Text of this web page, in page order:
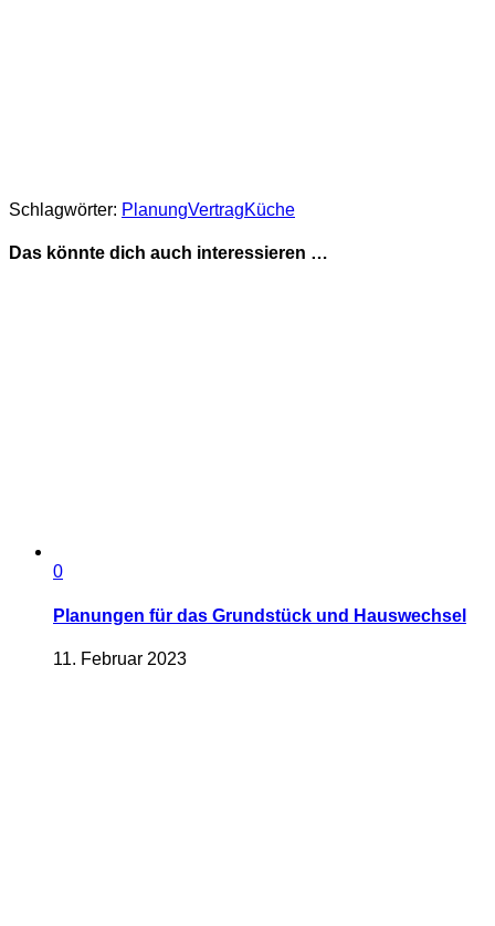
Schlagwörter: PlanungVertragKüche
Das könnte dich auch interessieren …
0
Planungen für das Grundstück und Hauswechsel
11. Februar 2023